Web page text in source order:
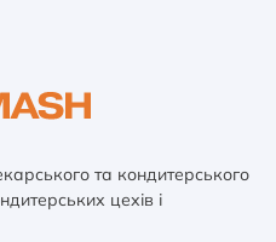
та кондитерського
цехів і